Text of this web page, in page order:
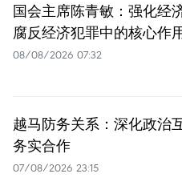
国会主席陈青敏：强化经
腐反经济犯罪中的核心作
08/08/2026 07:32
越马防务关系：深化政治
务实合作
07/08/2026 23:15